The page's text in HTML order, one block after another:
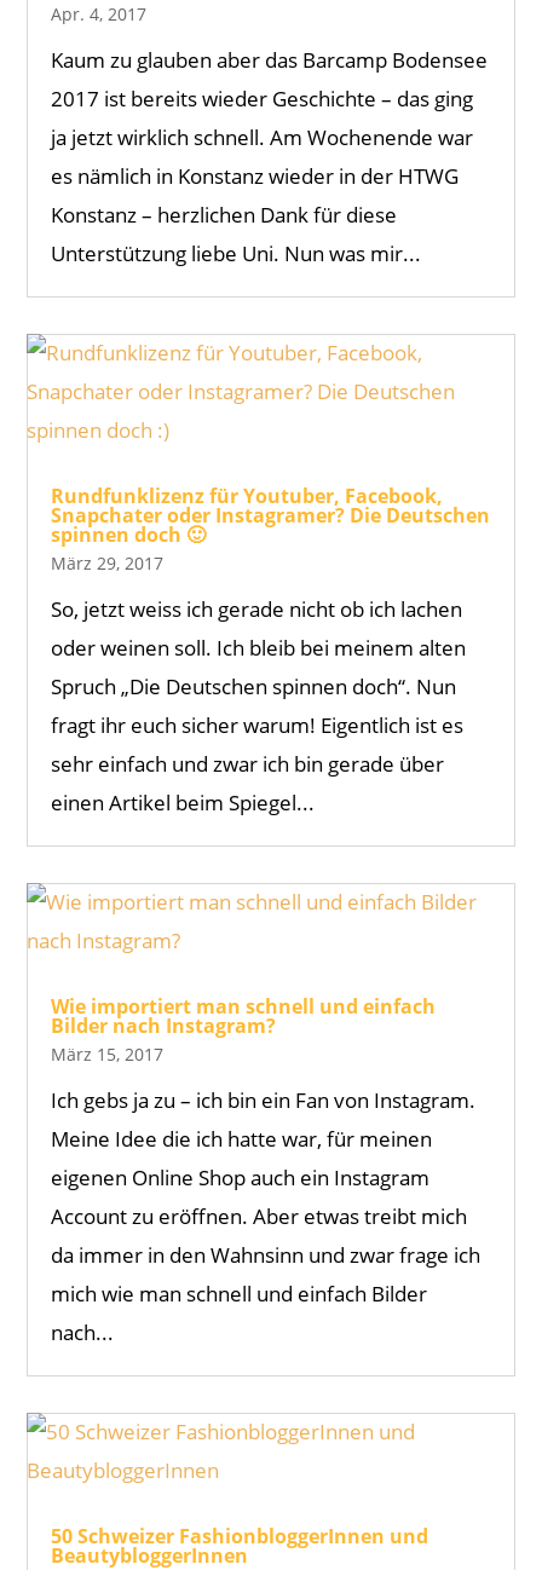
Apr. 4, 2017
Kaum zu glauben aber das Barcamp Bodensee
2017 ist bereits wieder Geschichte – das ging
ja jetzt wirklich schnell. Am Wochenende war
es nämlich in Konstanz wieder in der HTWG
Konstanz – herzlichen Dank für diese
Unterstützung liebe Uni. Nun was mir...
Rundfunklizenz für Youtuber, Facebook,
Snapchater oder Instagramer? Die Deutschen
spinnen doch 🙂
März 29, 2017
So, jetzt weiss ich gerade nicht ob ich lachen
oder weinen soll. Ich bleib bei meinem alten
Spruch „Die Deutschen spinnen doch“. Nun
fragt ihr euch sicher warum! Eigentlich ist es
sehr einfach und zwar ich bin gerade über
einen Artikel beim Spiegel...
Wie importiert man schnell und einfach
Bilder nach Instagram?
März 15, 2017
Ich gebs ja zu – ich bin ein Fan von Instagram.
Meine Idee die ich hatte war, für meinen
eigenen Online Shop auch ein Instagram
Account zu eröffnen. Aber etwas treibt mich
da immer in den Wahnsinn und zwar frage ich
mich wie man schnell und einfach Bilder
nach...
50 Schweizer FashionbloggerInnen und
BeautybloggerInnen